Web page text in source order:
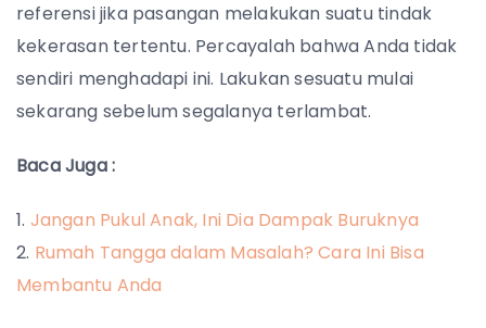
referensi jika pasangan melakukan suatu tindak
kekerasan tertentu. Percayalah bahwa Anda tidak
sendiri menghadapi ini. Lakukan sesuatu mulai
sekarang sebelum segalanya terlambat.
Baca Juga :
Jangan Pukul Anak, Ini Dia Dampak Buruknya
Rumah Tangga dalam Masalah? Cara Ini Bisa
Membantu Anda